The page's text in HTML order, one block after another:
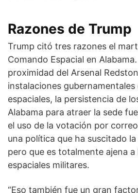
Razones de Trump
Trump citó tres razones el
Comando Espacial en
proximidad del Arsenal
instalaciones gubernamentales
espaciales, la persistencia de
Alabama para atraer la sede
el uso de la votación por
una política que ha suscitado
pero que es totalmente ajena a
espaciales militares.
“Eso también fue un gran